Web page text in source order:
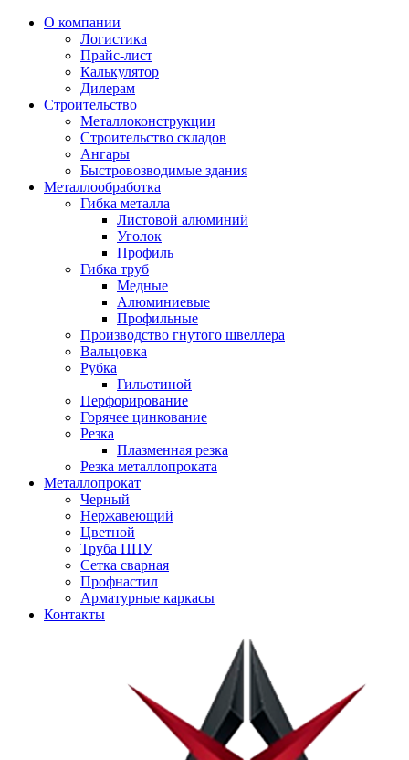
О компании
Логистика
Прайс-лист
Калькулятор
Дилерам
Строительство
Металлоконструкции
Строительство складов
Ангары
Быстровозводимые здания
Металлообработка
Гибка металла
Листовой алюминий
Уголок
Профиль
Гибка труб
Медные
Алюминиевые
Профильные
Производство гнутого швеллера
Вальцовка
Рубка
Гильотиной
Перфорирование
Горячее цинкование
Резка
Плазменная резка
Резка металлопроката
Металлопрокат
Черный
Нержавеющий
Цветной
Труба ППУ
Сетка сварная
Профнастил
Арматурные каркасы
Контакты